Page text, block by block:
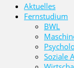
Aktuelles
Fernstudium
BWL
Soziale